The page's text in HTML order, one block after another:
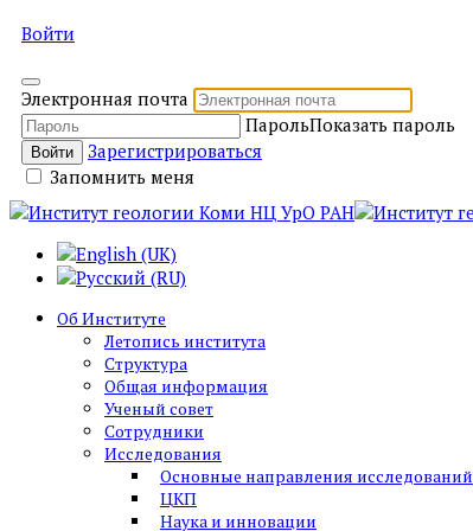
Войти
Электронная почта
ПарольПоказать пароль
Войти
Зарегистрироваться
Запомнить меня
Об Институте
Летопись института
Структура
Общая информация
Ученый совет
Сотрудники
Исследования
Основные направления исследований
ЦКП
Наука и инновации